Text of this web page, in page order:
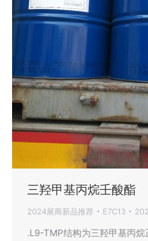
三羟甲基丙烷壬酸酯
2024展商新品推荐 E7C13
.L9-TMP结构为三羟甲基丙烷